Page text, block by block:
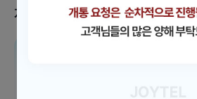
지금 받을 수 있는 혜택